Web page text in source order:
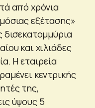
από χρόνια
εξέτασης»
δισεκατομμύρια
και χιλιάδες
Η εταιρεία
κεντρικής
της,
ύψους 5